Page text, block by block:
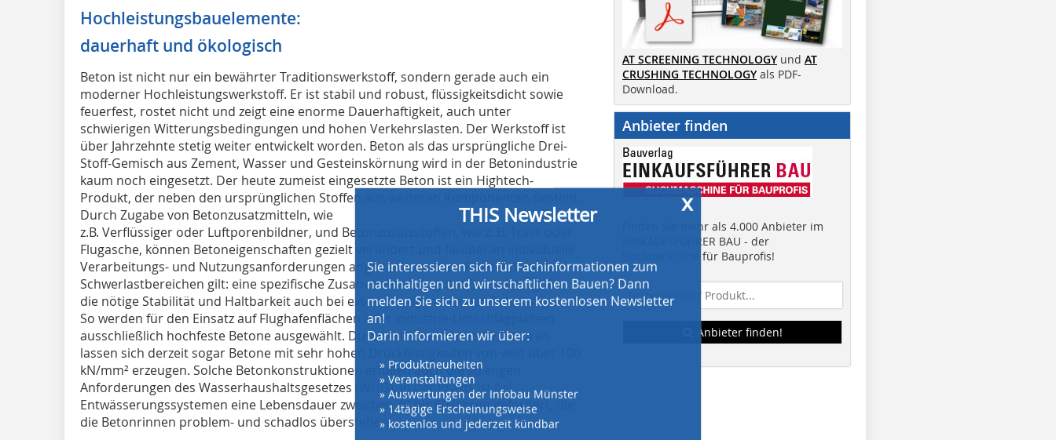
Hochleistungsbauelemente:
dauerhaft und ökologisch
Beton ist nicht nur ein bewährter Traditionswerkstoff, sondern gerade auch ein
moderner Hochleistungswerkstoff. Er ist stabil und robust, flüssigkeitsdicht sowie
feuerfest, rostet nicht und zeigt eine enorme Dauerhaftigkeit, auch unter
schwierigen Witterungsbedingungen und hohen Verkehrslasten. Der Werkstoff ist
über Jahrzehnte stetig weiter entwickelt worden. Beton als das ursprüngliche Drei-
Stoff-Gemisch aus Zement, Wasser und Gesteinskörnung wird in der Betonindustrie
kaum noch eingesetzt. Der heute zumeist eingesetzte Beton ist ein Hightech-
Produkt, der neben den ursprünglichen Stoffen aus weiteren Komponenten besteht.
Durch Zugabe von Betonzusatzmitteln, wie
z.B. Verflüssiger oder Luftporenbildner, und Betonzusatzstoffen, wie z. B. Trass oder
Flugasche, können Betoneigenschaften gezielt verändert und flexibel an individuelle
Verarbeitungs- und Nutzungsanforderungen angepasst werden. Für den Einsatz in
Schwerlastbereichen gilt: eine spezifische Zusammensetzung des Betons sorgt für
die nötige Stabilität und Haltbarkeit auch bei extremen dynamischen Belastungen.
So werden für den Einsatz auf Flughafenflächen oder Industrie-Umschlagplätzen
ausschließlich hochfeste Betone ausgewählt. Durch entsprechende Rezepturen
lassen sich derzeit sogar Betone mit sehr hohen Druckfestigkeiten von weit über 100
kN/mm² erzeugen. Solche Betonkonstruktionen erfüllen auch die strengen
Anforderungen des Wasserhaushaltsgesetzes (WHG). In der Praxis ist bei
Entwässerungssystemen eine Lebensdauer zwischen 40 bis 60 Jahren gefordert, die
die Betonrinnen problem- und schadlos überstehen.
x
THIS Newsletter
Sie interessieren sich für Fachinformationen zum
nachhaltigen und wirtschaftlichen Bauen? Dann
melden Sie sich zu unserem kostenlosen Newsletter
an!
» Produktneuheiten
» 14tägige Erscheinungsweise
» kostenlos und jederzeit kündbar
Anti-Roboter-Verifizierung
Friendly
Melden Sie sich jetzt an!
AT SCREENING TECHNOLOGY und AT
CRUSHING TECHNOLOGY als PDF-
Download.
Anbieter finden
Finden Sie mehr als 4.000 Anbieter im
EINKAUFSFÜHRER BAU - der
Suchmaschine für Bauprofis!
Anbieter finden!